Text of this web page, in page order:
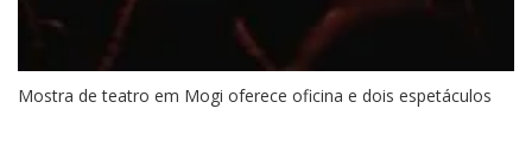
Mostra de teatro em Mogi oferece oficina e dois espetáculos